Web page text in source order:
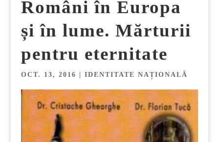
Români în Europa
și în lume. Mărturii
pentru eternitate
OCT. 13, 2016 IDENTITATE NAȚIONALĂ